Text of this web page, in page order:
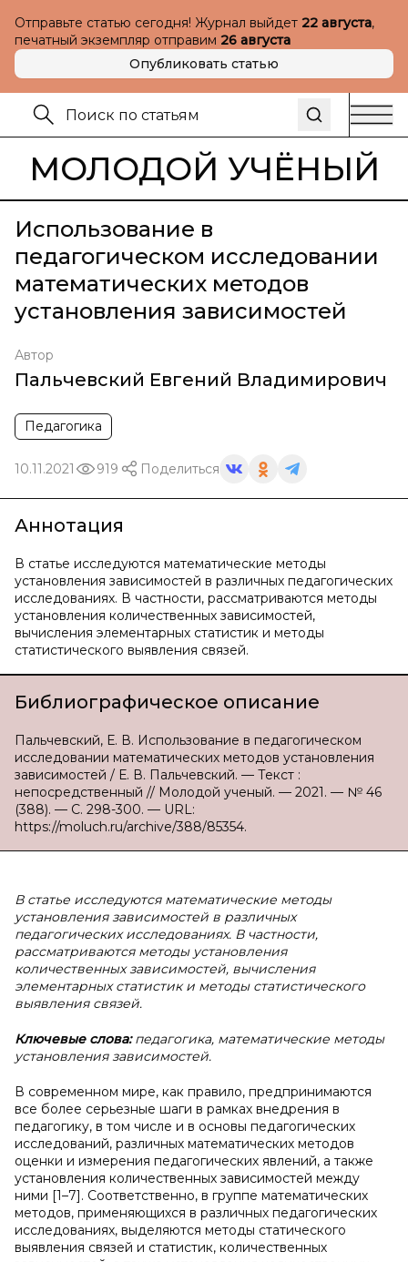
Отправьте статью сегодня! Журнал выйдет 22 августа,
печатный экземпляр отправим 26 августа
Опубликовать статью
МОЛОДОЙ УЧЁНЫЙ
Использование в
педагогическом исследовании
математических методов
установления зависимостей
Автор
Пальчевский Евгений Владимирович
Педагогика
10.11.2021 919 Поделиться
Аннотация
В статье исследуются математические методы
установления зависимостей в различных педагогических
исследованиях. В частности, рассматриваются методы
установления количественных зависимостей,
вычисления элементарных статистик и методы
статистического выявления связей.
Библиографическое описание
Пальчевский, Е. В. Использование в педагогическом
исследовании математических методов установления
зависимостей / Е. В. Пальчевский. — Текст :
непосредственный // Молодой ученый. — 2021. — № 46
(388). — С. 298-300. — URL:
https://moluch.ru/archive/388/85354.
В статье исследуются математические методы
установления зависимостей в различных
педагогических исследованиях. В частности,
рассматриваются методы установления
количественных зависимостей, вычисления
элементарных статистик и методы статистического
выявления связей.
Ключевые слова:педагогика, математические методы
установления зависимостей.
В современном мире, как правило, предпринимаются
все более серьезные шаги в рамках внедрения в
педагогику, в том числе и в основы педагогических
исследований, различных математических методов
оценки и измерения педагогических явлений, а также
установления количественных зависимостей между
ними [1–7]. Соответственно, в группе математических
методов, применяющихся в различных педагогических
исследованиях, выделяются методы статического
выявления связей и статистик, количественных